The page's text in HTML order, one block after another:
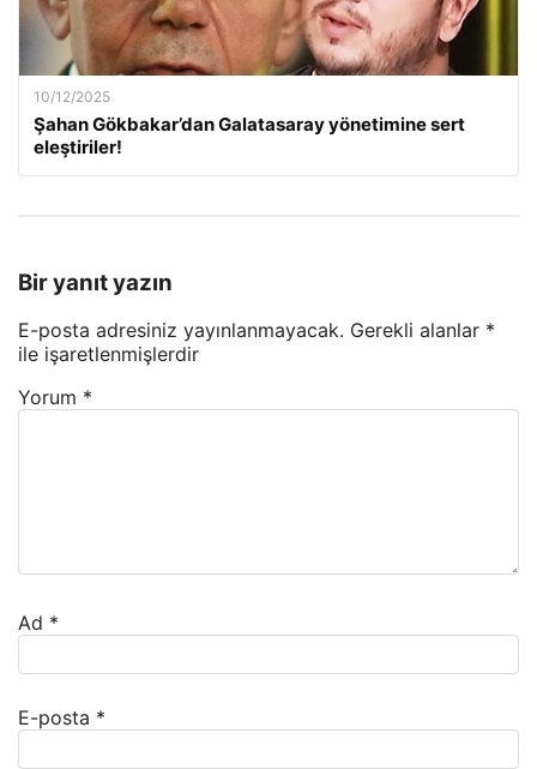
10/12/2025
Şahan Gökbakar’dan Galatasaray yönetimine sert
eleştiriler!
Bir yanıt yazın
E-posta adresiniz yayınlanmayacak. Gerekli alanlar *
ile işaretlenmişlerdir
Yorum *
Ad *
E-posta *